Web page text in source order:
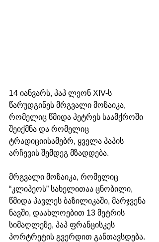
14 იანვარს, პაპ ლეონ XIV-ს
წარუდგინეს მრგვალი მოზაიკა,
რომელიც წმიდა პეტრეს საამქროში
შეიქმნა და რომელიც
ტრადიციისამებრ, ყველა პაპის
არჩევის შემდეგ მზადდება.
მრგვალი მოზაიკა, რომელიც
“კლიპეოს” სახელითაა ცნობილი,
წმიდა პავლეს ბაზილიკაში, მარჯვენა
ნავში, დაახლოებით 13 მეტრის
სიმაღლეზე, პაპ ფრანცისკეს
პორტრეტის გვერდით განთავსდება.